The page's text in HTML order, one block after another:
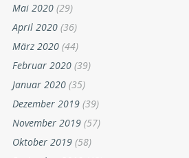
Mai 2020 (29)
April 2020 (36)
März 2020 (44)
Februar 2020 (39)
Januar 2020 (35)
Dezember 2019 (39)
November 2019 (57)
Oktober 2019 (58)